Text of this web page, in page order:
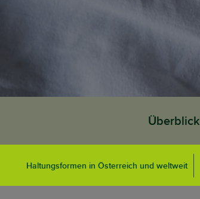
Überblick
Haltungsformen in Österreich und weltweit